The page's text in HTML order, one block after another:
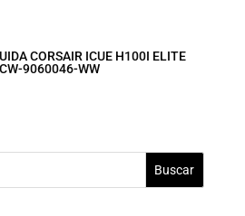
CORSAIR ICUE H100I ELITE
9060046-WW
Buscar